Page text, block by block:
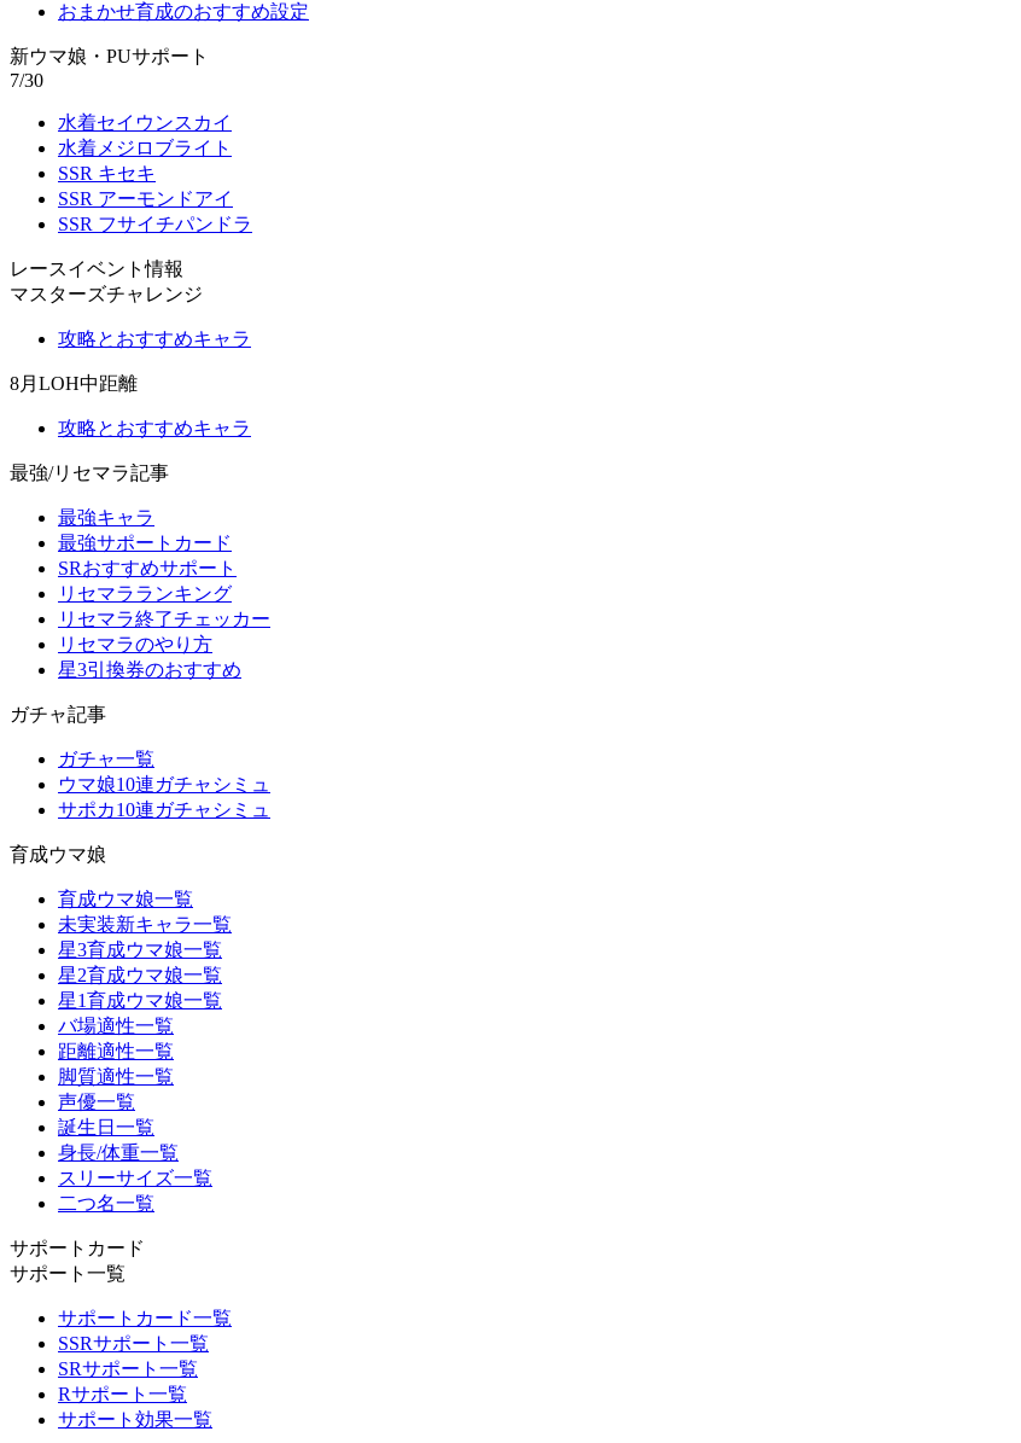
おまかせ育成のおすすめ設定
新ウマ娘・PUサポート
7/30
水着セイウンスカイ
水着メジロブライト
SSR キセキ
SSR アーモンドアイ
SSR フサイチパンドラ
レースイベント情報
マスターズチャレンジ
攻略とおすすめキャラ
8月LOH中距離
攻略とおすすめキャラ
最強/リセマラ記事
最強キャラ
最強サポートカード
SRおすすめサポート
リセマラランキング
リセマラ終了チェッカー
リセマラのやり方
星3引換券のおすすめ
ガチャ記事
ガチャ一覧
ウマ娘10連ガチャシミュ
サポカ10連ガチャシミュ
育成ウマ娘
育成ウマ娘一覧
未実装新キャラ一覧
星3育成ウマ娘一覧
星2育成ウマ娘一覧
星1育成ウマ娘一覧
バ場適性一覧
距離適性一覧
脚質適性一覧
声優一覧
誕生日一覧
身長/体重一覧
スリーサイズ一覧
二つ名一覧
サポートカード
サポート一覧
サポートカード一覧
SSRサポート一覧
SRサポート一覧
Rサポート一覧
サポート効果一覧